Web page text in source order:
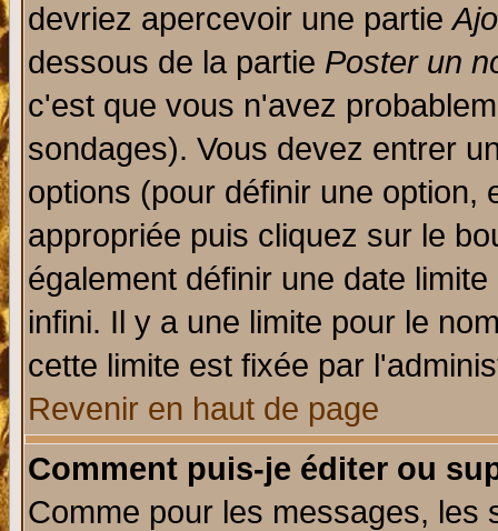
devriez apercevoir une partie
dessous de la partie Poster un
c'est que vous n'avez
sondages). Vous devez entrer
options (pour définir une option,
appropriée puis cliquez sur le
également définir une date
infini. Il y a une limite pour le
cette limite est fixée par
Revenir en haut de page
Comment puis-je éditer ou
Comme pour les messages, les